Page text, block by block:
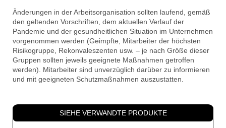
Änderungen in der Arbeitsorganisation sollten laufend, gemäß
den geltenden Vorschriften, dem aktuellen Verlauf der
Pandemie und der gesundheitlichen Situation im Unternehmen
vorgenommen werden (Geimpfte, Mitarbeiter der höchsten
Risikogruppe, Rekonvaleszenten usw. – je nach Größe dieser
Gruppen sollten jeweils geeignete Maßnahmen getroffen
werden). Mitarbeiter sind unverzüglich darüber zu informieren
und mit geeigneten Schutzmaßnahmen auszustatten.
SIEHE VERWANDTE PRODUKTE